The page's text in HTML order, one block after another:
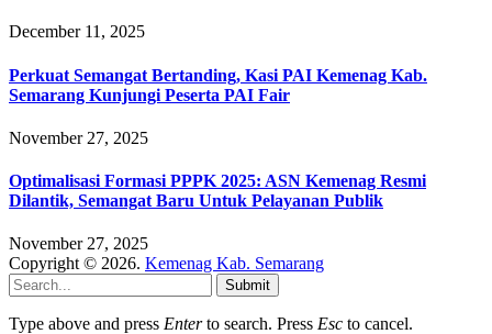
December 11, 2025
Perkuat Semangat Bertanding, Kasi PAI Kemenag Kab.
Semarang Kunjungi Peserta PAI Fair
November 27, 2025
Optimalisasi Formasi PPPK 2025: ASN Kemenag Resmi
Dilantik, Semangat Baru Untuk Pelayanan Publik
November 27, 2025
Copyright © 2026. Kemenag Kab. Semarang
Submit
Type above and press Enterto search. Press Esc to cancel.